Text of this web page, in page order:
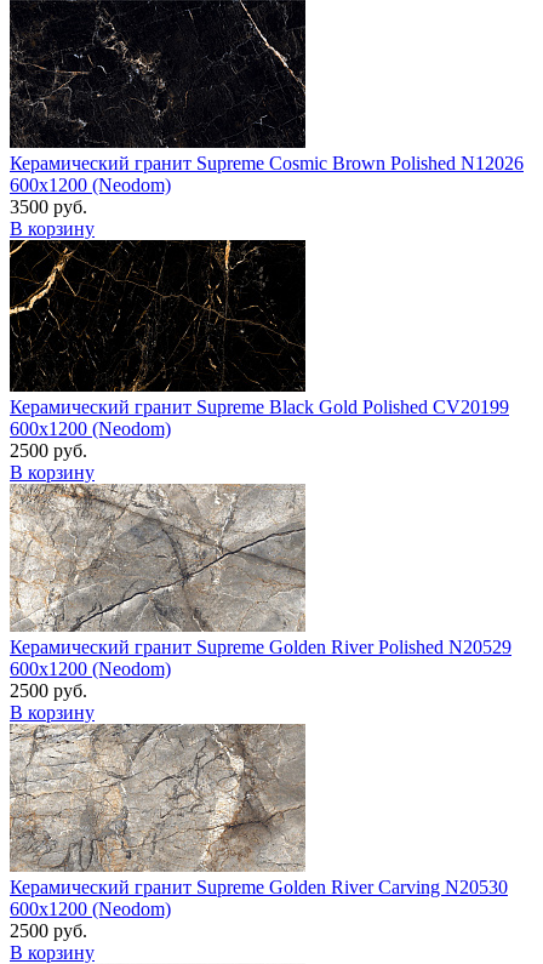
Керамический гранит Supreme Cosmic Brown Polished N12026
600x1200 (Neodom)
3500 руб.
В корзину
Керамический гранит Supreme Black Gold Polished CV20199
600x1200 (Neodom)
2500 руб.
В корзину
Керамический гранит Supreme Golden River Polished N20529
600x1200 (Neodom)
2500 руб.
В корзину
Керамический гранит Supreme Golden River Carving N20530
600x1200 (Neodom)
2500 руб.
В корзину